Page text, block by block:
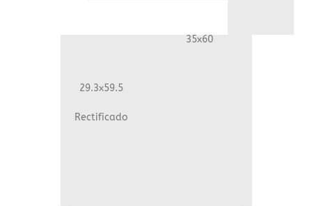
29.3x59.5
Rectificado
35x60